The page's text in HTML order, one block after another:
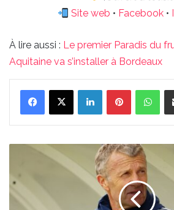
Site web • Facebook •
À lire aussi : Le premier Paradis du
Aquitaine va s’installer à Bordeaux
LinkedinPinterest
Girondins
Bordeaux
une